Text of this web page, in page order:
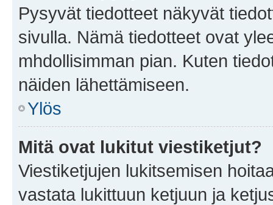
Pysyvät tiedotteet näkyvät
sivulla. Nämä tiedotteet ovat
mhdollisimman pian. Kuten
näiden lähettämiseen.
Ylös
Mitä ovat lukitut viestiketjut?
Viestiketjujen lukitsemisen
vastata lukittuun ketjuun ja